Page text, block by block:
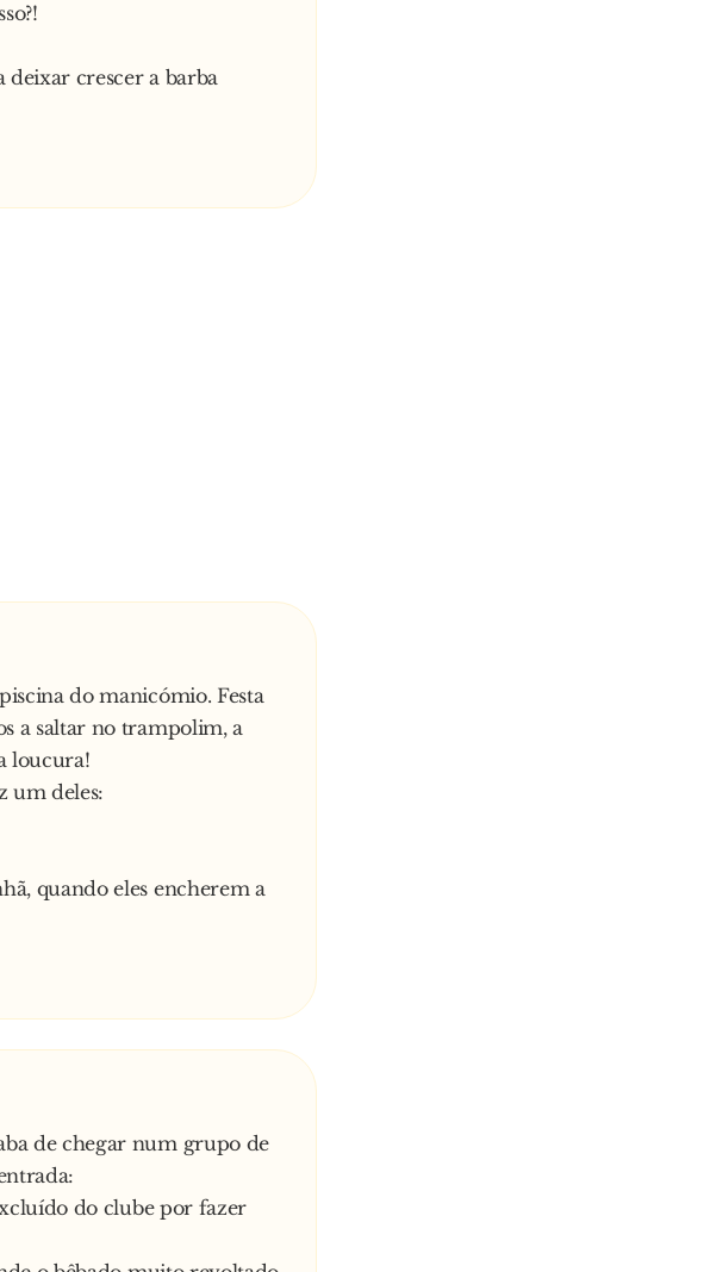
deixar crescer a barba
do manicómio. Festa
a saltar no trampolim, a
loucura!
um deles:
quando eles encherem a
de chegar num grupo de
do clube por fazer